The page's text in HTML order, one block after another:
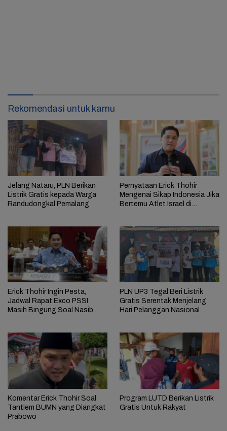
Rekomendasi untuk kamu
Jelang Nataru, PLN Berikan
Listrik Gratis kepada Warga
Randudongkal Pemalang
Pernyataan Erick Thohir
Mengenai Sikap Indonesia Jika
Bertemu Atlet Israel di
Erick Thohir Ingin Pesta,
Jadwal Rapat Exco PSSI
Masih Bingung Soal Nasib
PLN UP3 Tegal Beri Listrik
Gratis Serentak Menjelang
Hari Pelanggan Nasional
Komentar Erick Thohir Soal
Tantiem BUMN yang Diangkat
Prabowo
Program LUTD Berikan Listrik
Gratis Untuk Rakyat